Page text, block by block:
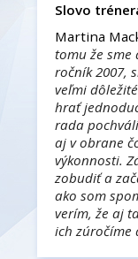
Slovo
Martina
tomu že sme
ročník 2007,
veľmi
hrať
rada
aj v obrane
výkonnosti.
zobudiť a
ako som
verím, že aj
ich zúročíme